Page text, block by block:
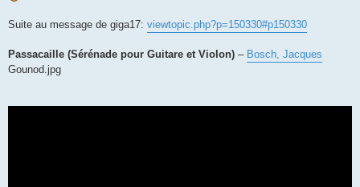
Suite au message de giga17: viewtopic.php?p=150330#p150330
Passacaille (Sérénade pour Guitare et Violon) – Bosch, Jacques
Gounod.jpg